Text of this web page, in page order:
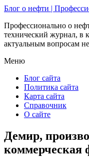
Блог о нефти |
Профессионально о
технический журнал, в
актуальным вопросам
Меню
Блог сайта
Политика сайта
Карта сайта
Справочник
О сайте
Демир,
коммерческая